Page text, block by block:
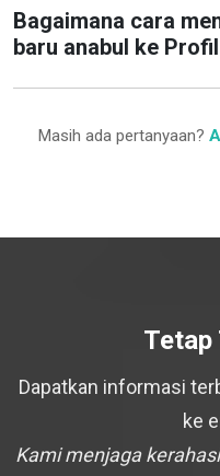
Bagaimana cara
baru anabul ke
Masih ada pertanyaan?
Tetap
Dapatkan informasi
ke
Kami menjaga